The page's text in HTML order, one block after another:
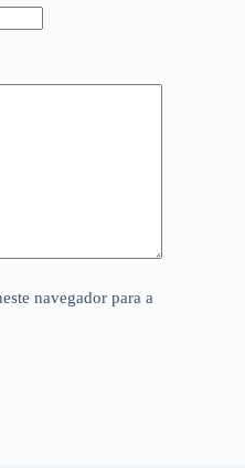
navegador para a